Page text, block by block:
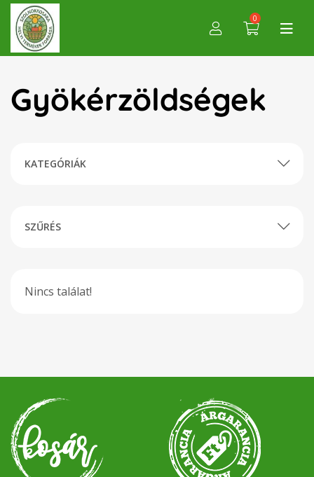
0
Gyökérzöldségek
KATEGÓRIÁK
SZŰRÉS
Nincs találat!